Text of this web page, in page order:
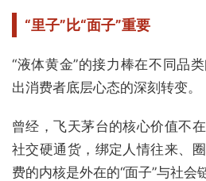
“里子”比“面子”重要
“液体黄金”的接力棒在不同品
出消费者底层心态的深刻转变。
曾经，飞天茅台的核心价值不
社交硬通货，绑定人情往来、
费的内核是外在的“面子”与社会